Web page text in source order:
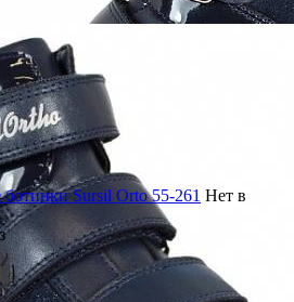
ботинки Sursil Orto 55-261 Нет в